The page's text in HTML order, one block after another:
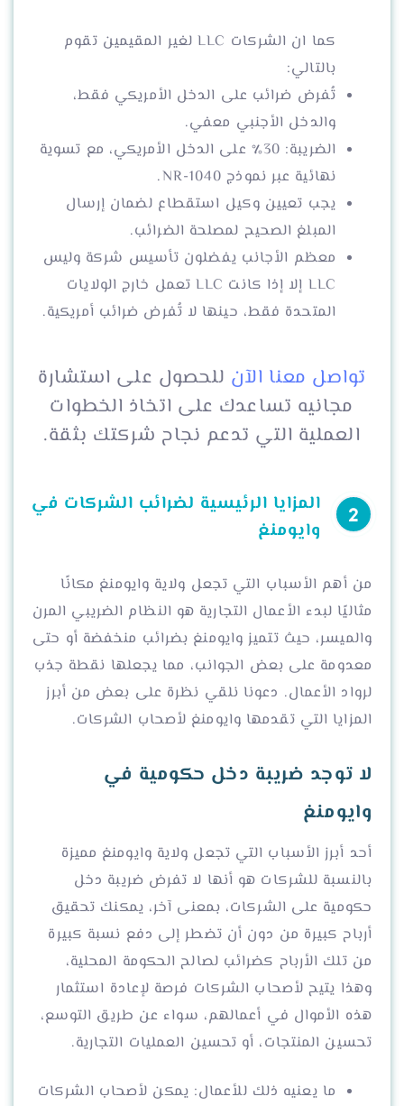
كما ان الشركات LLC لغير المقيمين تقوم
بالتالي:
تُفرض ضرائب على الدخل الأمريكي فقط،
والدخل الأجنبي معفي.
الضريبة: 30٪ على الدخل الأمريكي، مع تسوية
نهائية عبر نموذج 1040-NR.
يجب تعيين وكيل استقطاع لضمان إرسال
المبلغ الصحيح لمصلحة الضرائب.
معظم الأجانب يفضلون تأسيس شركة وليس
LLC إلا إذا كانت LLC تعمل خارج الولايات
المتحدة فقط، حينها لا تُفرض ضرائب أمريكية.
تواصل معنا الآن للحصول على استشارة
مجانيه تساعدك على اتخاذ الخطوات
العملية التي تدعم نجاح شركتك بثقة.
المزايا الرئيسية لضرائب الشركات في
وايومنغ
من أهم الأسباب التي تجعل ولاية وايومنغ مكانًا
مثاليًا لبدء الأعمال التجارية هو النظام الضريبي المرن
والميسر، حيث تتميز وايومنغ بضرائب منخفضة أو حتى
معدومة على بعض الجوانب، مما يجعلها نقطة جذب
لرواد الأعمال. دعونا نلقي نظرة على بعض من أبرز
المزايا التي تقدمها وايومنغ لأصحاب الشركات.
لا توجد ضريبة دخل حكومية في
وايومنغ
أحد أبرز الأسباب التي تجعل ولاية وايومنغ مميزة
بالنسبة للشركات هو أنها لا تفرض ضريبة دخل
حكومية على الشركات، بمعنى آخر، يمكنك تحقيق
أرباح كبيرة من دون أن تضطر إلى دفع نسبة كبيرة
من تلك الأرباح كضرائب لصالح الحكومة المحلية،
وهذا يتيح لأصحاب الشركات فرصة لإعادة استثمار
هذه الأموال في أعمالهم، سواء عن طريق التوسع،
تحسين المنتجات، أو تحسين العمليات التجارية.
ما يعنيه ذلك للأعمال: يمكن لأصحاب الشركات